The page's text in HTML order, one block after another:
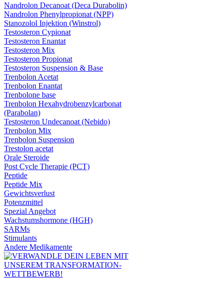
Nandrolon Decanoat (Deca Durabolin)
Nandrolon Phenylpropionat (NPP)
Stanozolol Injektion (Winstrol)
Testosteron Cypionat
Testosteron Enantat
Testosteron Mix
Testosteron Propionat
Testosteron Suspension & Base
Trenbolon Acetat
Trenbolon Enantat
Trenbolone base
Trenbolon Hexahydrobenzylcarbonat
(Parabolan)
Testosteron Undecanoat (Nebido)
Trenbolon Mix
Trenbolon Suspension
Trestolon acetat
Orale Steroide
Post Cycle Therapie (PCT)
Peptide
Peptide Mix
Gewichtsverlust
Potenzmittel
Spezial Angebot
Wachstumshormone (HGH)
SARMs
Stimulants
Andere Medikamente